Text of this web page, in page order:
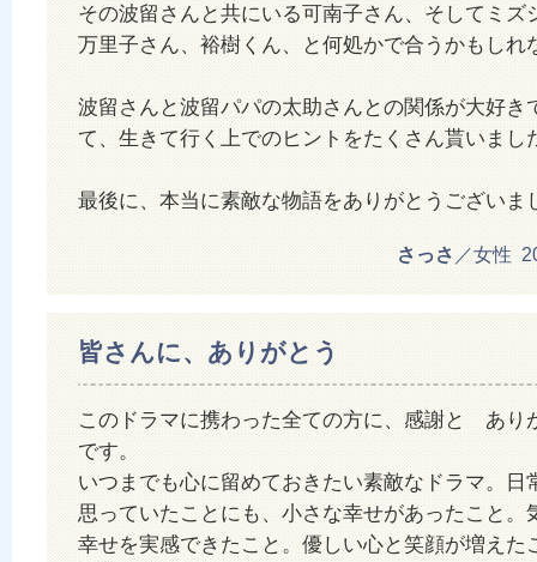
その波留さんと共にいる可南子さん、そしてミズ
万里子さん、裕樹くん、と何処かで合うかもしれ
波留さんと波留パパの太助さんとの関係が大好き
て、生きて行く上でのヒントをたくさん貰いまし
最後に、本当に素敵な物語をありがとうございま
さっさ ／女性
皆さんに、ありがとう
このドラマに携わった全ての方に、感謝と あ
です。
いつまでも心に留めておきたい素敵なドラマ。日
思っていたことにも、小さな幸せがあったこと。
幸せを実感できたこと。優しい心と笑顔が増えた